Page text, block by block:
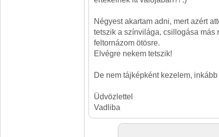
Négyest akartam adni, mert azért
tetszik a színvilága, csillogása más
feltornázom ötösre.
Elvégre nekem tetszik!
De nem tájképként kezelem,
Üdvözlettel
Vadliba